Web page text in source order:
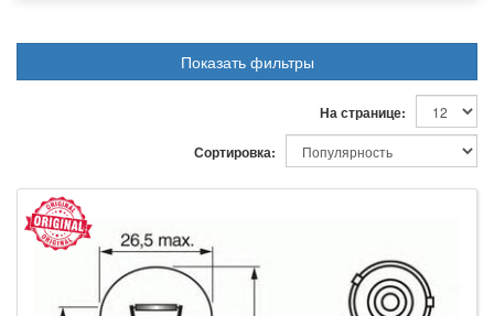
Показать фильтры
На странице:
Сортировка: